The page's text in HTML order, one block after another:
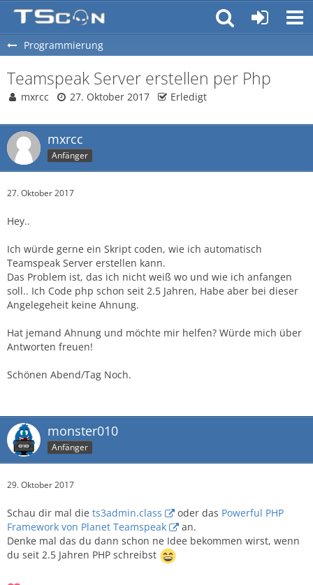
Programmierung
Teamspeak Server erstellen per Php
mxrcc 27. Oktober 2017 Erledigt
mxrcc
Anfänger
27. Oktober 2017
Hey..
Ich würde gerne ein Skript coden, wie ich automatisch
Teamspeak Server erstellen kann.
Das Problem ist, das ich nicht weiß wo und wie ich anfangen
soll.. Ich Code php schon seit 2.5 Jahren, Habe aber bei dieser
Angelegeheit keine Ahnung.
Hat jemand Ahnung und möchte mir helfen? Würde mich über
Antworten freuen!
Schönen Abend/Tag Noch.
monster010
Anfänger
29. Oktober 2017
Schau dir mal die ts3admin.class oder das Powerful PHP
Framework von Planet Teamspeak
an.
Denke mal das du dann schon ne Idee bekommen wirst, wenn
du seit 2.5 Jahren PHP schreibst